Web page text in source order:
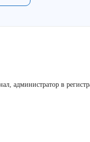
администратор в